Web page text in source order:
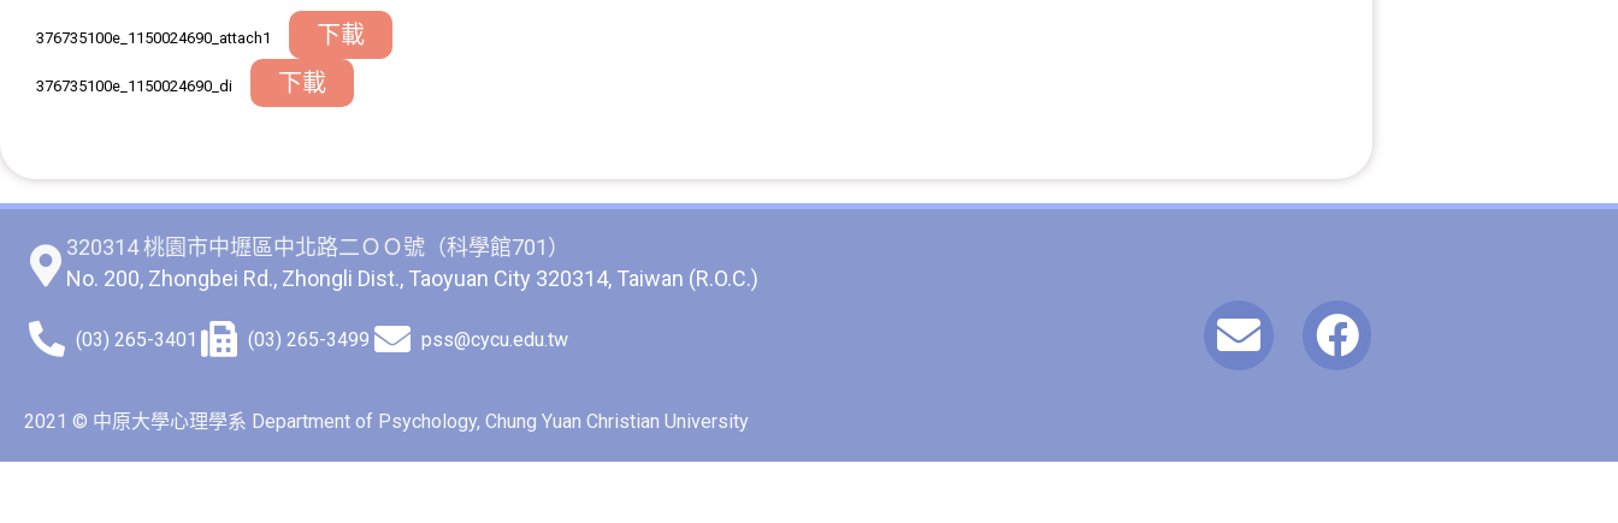
376735100e_1150024690_attach1 下載
376735100e_1150024690_di 下載
320314 桃園市中壢區中北路二ＯＯ號（科學館701）
No. 200, Zhongbei Rd., Zhongli Dist., Taoyuan City 320314, Taiwan (R.O.C.)
(03) 265-3401 (03) 265-3499 pss@cycu.edu.tw
2021 © 中原大學心理學系 Department of Psychology, Chung Yuan Christian University